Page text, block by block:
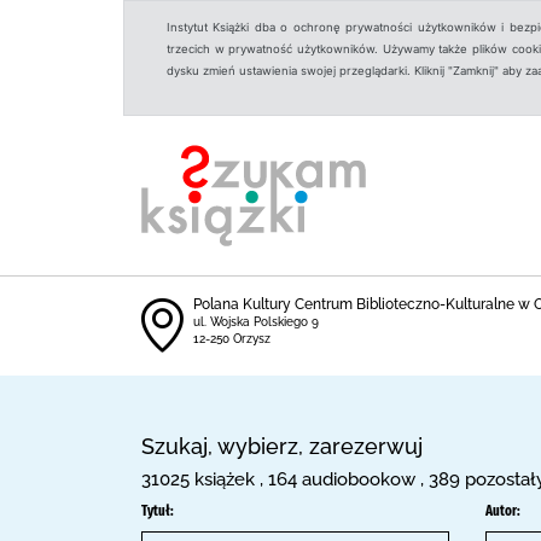
Instytut Książki dba o ochronę prywatności użytkowników i
trzecich w prywatność użytkowników. Używamy także plików
dysku zmień ustawienia swojej przeglądarki. Kliknij "Zamknij" aby
Polana Kultury Centrum Biblioteczno-Kulturalne w
ul. Wojska Polskiego 9
12-250 Orzysz
Szukaj, wybierz, zarezerwuj
31025 książek , 164 audiobookow , 389
Tytuł: Autor: